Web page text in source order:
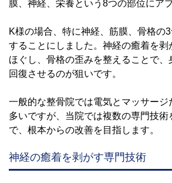
膜、神経、栄養という8つの部位にア
K様の場合、特に神経、筋膜、骨格の
することにしました。神経の癒着を剥
ほぐし、骨格の歪みを整えることで、
回復させるのが狙いです。
一般的な整骨院では電気とマッサージ
多いですが、当院では複数の専門技術
で、根本からの改善を目指します。
神経の癒着を剥がす専門技術